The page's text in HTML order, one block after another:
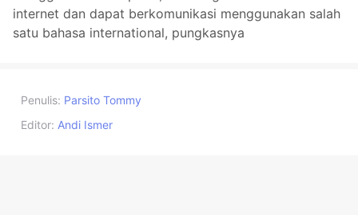
internet dan dapat berkomunikasi menggunakan salah
satu bahasa international, pungkasnya
Penulis: Parsito Tommy
Editor: Andi Ismer